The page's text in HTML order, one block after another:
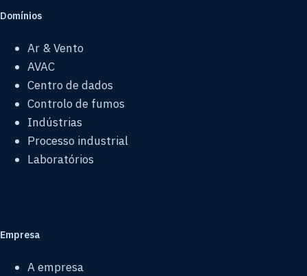
Domínios
Ar & Vento
AVAC
Centro de dados
Controlo de fumos
Indústrias
Processo industrial
Laboratórios
Empresa
A empresa